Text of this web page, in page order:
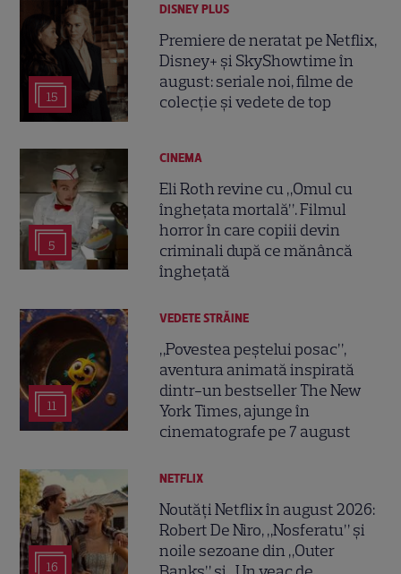
15
DISNEY PLUS
Premiere de neratat pe Netflix,
Disney+ și SkyShowtime în
august: seriale noi, filme de
colecție și vedete de top
5
CINEMA
Eli Roth revine cu „Omul cu
înghețata mortală”. Filmul
horror în care copiii devin
criminali după ce mănâncă
înghețată
11
VEDETE STRĂINE
„Povestea peștelui posac”,
aventura animată inspirată
dintr-un bestseller The New
York Times, ajunge în
cinematografe pe 7 august
16
NETFLIX
Noutăți Netflix în august 2026:
Robert De Niro, „Nosferatu” și
noile sezoane din „Outer